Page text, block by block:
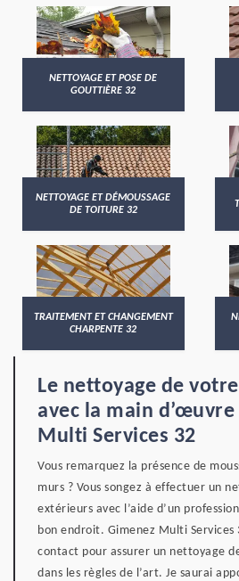
NETTOYAGE ET POSE DE
GOUTTIÈRE 32
NETTOYAGE ET DÉMOUSSAGE
DE TOITURE 32
TRAITEMENT ET CHANGEMENT
CHARPENTE 32
Le nettoyage de
avec la main d’œuvre
Multi Services 32
Vous remarquez la présence de
murs ? Vous songez à effectuer un
extérieurs avec l’aide d’un
bon endroit. Gimenez Multi
contact pour assurer un nettoyage
dans les règles de l’art. Je saurai